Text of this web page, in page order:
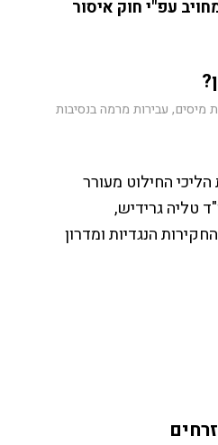
עפ"י חוק איסור
מיסים, עבירות מרמה בנסיבות
החילוט מעורר
טליה גרידיש,
הנגדיות ומדרון